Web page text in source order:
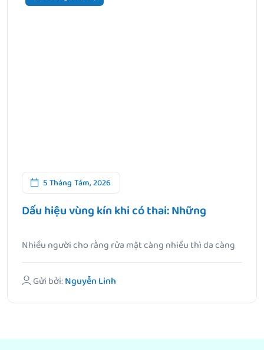
5 Tháng Tám, 2026
Dấu hiệu vùng kín khi có thai: Những
Nhiều người cho rằng rửa mặt càng nhiều thì da càng
sạch,.
Gửi bởi:Nguyễn Linh